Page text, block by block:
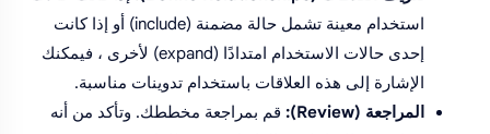
استخدام معينة تشمل حالة مضمنة (include) أو إذا كانت
إحدى حالات الاستخدام امتدادًا (expand) لأخرى ، فيمكنك
الإشارة إلى هذه العلاقات باستخدام تدوينات مناسبة.
المراجعة (Review):
قم بمراجعة مخططك. وتأكد من أنه